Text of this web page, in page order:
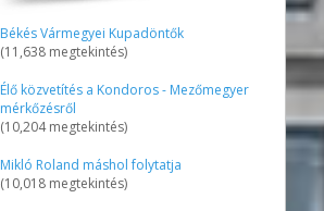
Békés Vármegyei Kupadöntők
(11,638 megtekintés)
Élő közvetítés a Kondoros - Mezőmegyer
mérkőzésről
(10,204 megtekintés)
Mikló Roland máshol folytatja
(10,018 megtekintés)